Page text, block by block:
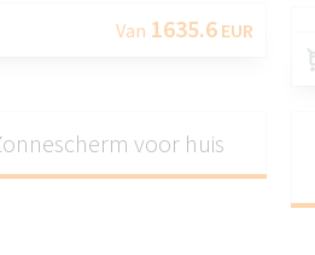
Van 1635.6EUR
voor huis